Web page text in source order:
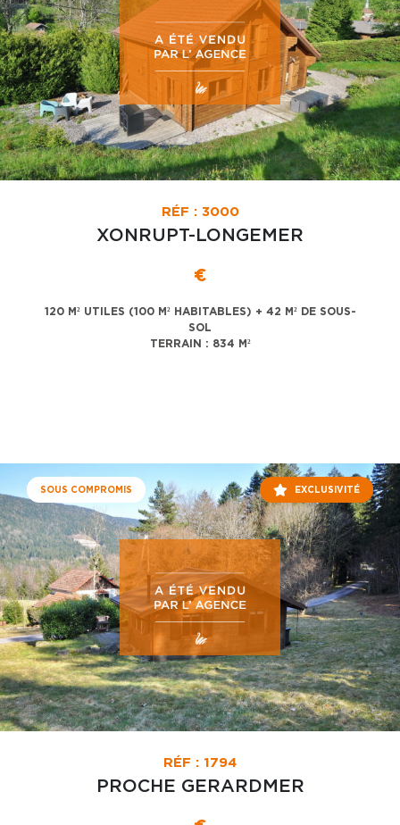
RÉF : 3000
XONRUPT-LONGEMER
€
120 M² UTILES (100 M² HABITABLES) + 42 M² DE SOUS-
SOL
TERRAIN : 834 M²
EXCLUSIVITÉ
SOUS COMPROMIS
RÉF : 1794
PROCHE GERARDMER